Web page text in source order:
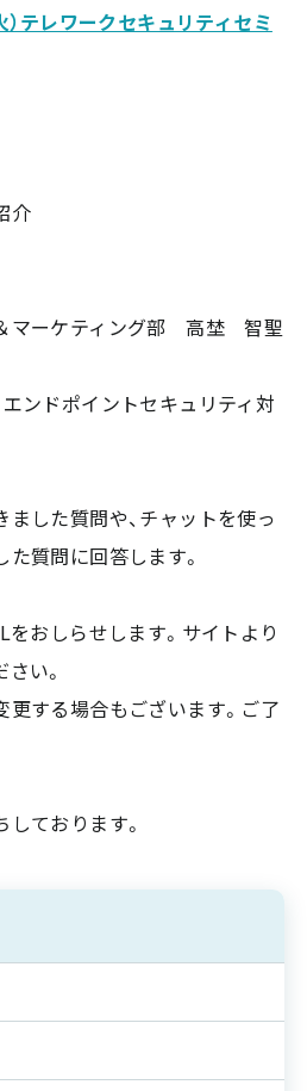
）テレワークセキュリティセミ
介
マーケティング部 高埜 智聖
ンドポイントセキュリティ対
した質問や、チャットを使っ
質問に回答します。
おしらせします。サイトより
い。
する場合もございます。ご了
ております。